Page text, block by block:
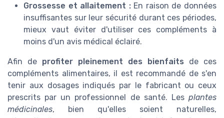
Grossesse et allaitement :En raison de données
insuffisantes sur leur sécurité durant ces périodes,
mieux vaut éviter d'utiliser ces compléments à
moins d'un avis médical éclairé.
Afin de profiter pleinement des bienfaits de ces
compléments alimentaires, il est recommandé de s'en
tenir aux dosages indiqués par le fabricant ou ceux
prescrits par un professionnel de santé. Les plantes
médicinales, bien qu'elles soient naturelles,